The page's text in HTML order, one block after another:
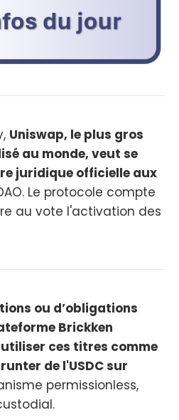
Uniswap, le plus gros
au monde, veut se
juridique officielle aux
Le protocole compte
au vote l'activation des
ou d’obligations
Brickken
ces titres comme
de l'USDC sur
permissionless,